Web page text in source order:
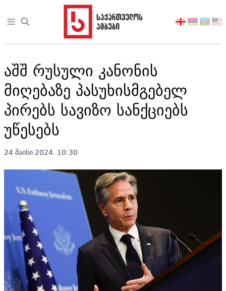
Open sidebar
აირჩიეთ
აშშ რუსული კანონის
მიღებაზე პასუხისმგებელ
პირებს სავიზო სანქციებს
უწესებს
24 მაისი 2024. 10:30